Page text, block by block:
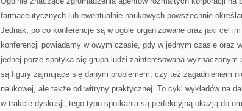
farmaceutycznych lub ewentualnie naukowych powszechnie
Jednak, po co konferencje są w ogóle organizowane oraz jaki cel
konferencji powiadamy w owym czasie, gdy w jednym czasie oraz
jednej porze spotyka się grupa ludzi zainteresowana wyznaczonym
są figury zajmujące się danym problemem, czy też zagadnieniem
naukowej, ale także od witryny praktycznej. To cykl wykładów na
w trakcie dyskusji, tego typu spotkania są perfekcyjną okazją do